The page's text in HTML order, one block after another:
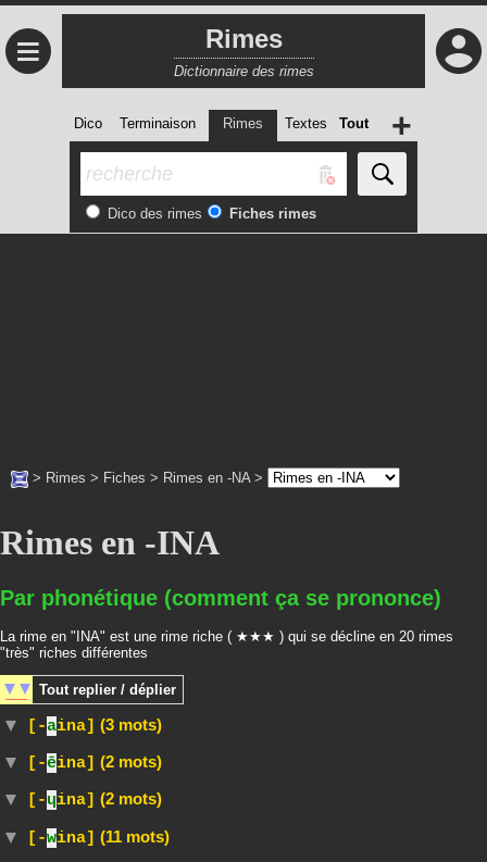
≡ Rimes
Dictionnaire des rimes
Dico Terminaison Rimes Textes Tout
Dico des rimes Fiches rimes
+
> Rimes > Fiches > Rimes en -NA>
Rimes en -INA
Par phonétique (comment ça se prononce)
La rime en "INA" est une rime riche ( ★★★ ) qui se décline en 20 rimes
"très" riches différentes
Tout replier / déplier
[-aina] (3 mots)
[-ēina] (2 mots)
[-ɥina] (2 mots)
[-wina] (11 mots)